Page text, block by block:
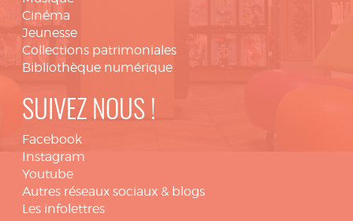
Cinéma
Jeunesse
Collections patrimoniales
Bibliothèque numérique
SUIVEZ NOUS !
Facebook
Instagram
Youtube
Autres réseaux sociaux & blogs
Les infolettres